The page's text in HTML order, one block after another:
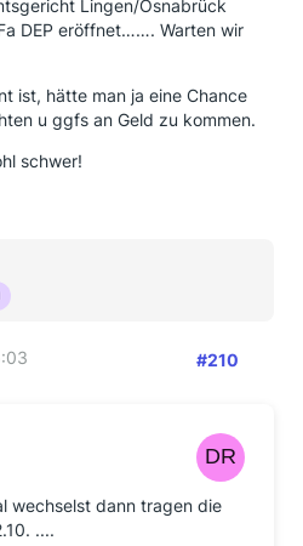
Lingen/Osnabrück
DEP eröffnet……. Warten wir
ist, hätte man ja eine Chance
u ggfs an Geld zu kommen.
schwer!
#210
wechselst dann tragen die
....